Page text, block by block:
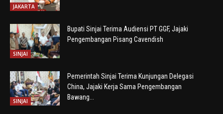
JAKARTA
SINJAI
Bupati Sinjai Terima Audiensi PT GGF, Jajaki
Pengembangan Pisang Cavendish
SINJAI
Pemerintah Sinjai Terima Kunjungan Delegasi
China, Jajaki Kerja Sama Pengembangan
Bawang...